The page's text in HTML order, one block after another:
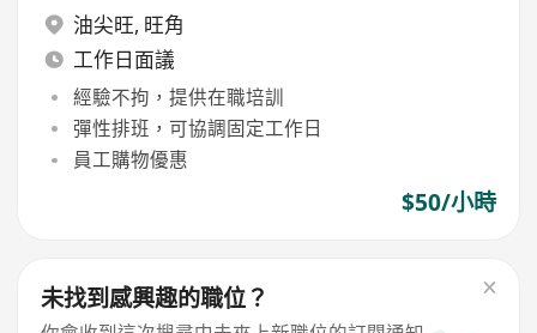
油尖旺, 旺角
工作日面議
經驗不拘，提供在職培訓
彈性排班，可協調固定工作日
員工購物優惠
$50/小時
未找到感興趣的職位？